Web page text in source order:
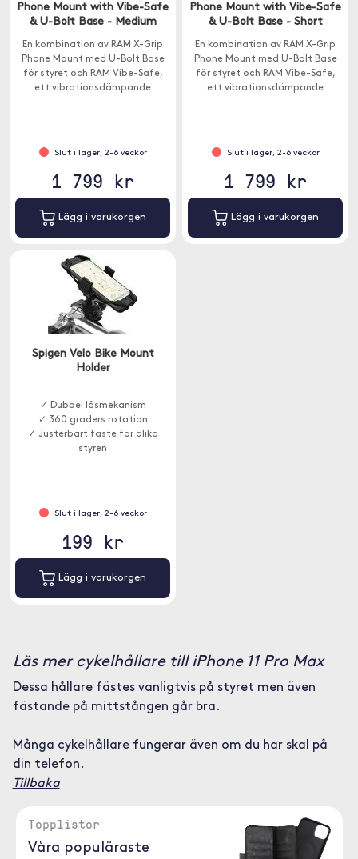
Phone Mount with Vibe-Safe
& U-Bolt Base - Medium
En kombination av RAM X-Grip
Phone Mount med U-Bolt Base
för styret och RAM Vibe-Safe,
ett vibrationsdämpande
Slut i lager, 2-6 veckor
1 799 kr
Lägg i varukorgen
Phone Mount with Vibe-Safe
& U-Bolt Base - Short
En kombination av RAM X-Grip
Phone Mount med U-Bolt Base
för styret och RAM Vibe-Safe,
ett vibrationsdämpande
Slut i lager, 2-6 veckor
1 799 kr
Lägg i varukorgen
Spigen Velo Bike Mount
Holder
✓ Dubbel låsmekanism
✓ 360 graders rotation
✓ Justerbart fäste för olika
styren
Slut i lager, 2-6 veckor
199 kr
Lägg i varukorgen
Läs mer cykelhållare till iPhone 11 Pro Max
Dessa hållare fästes vanligtvis på styret men även
fästande på mittstången går bra.
Många cykelhållare fungerar även om du har skal på
din telefon.
Tillbaka
Topplistor
Våra populäraste